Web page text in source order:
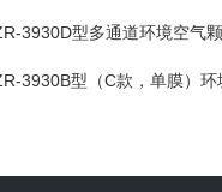
3930D型多通道环境空气
3930B型（C款，单膜）